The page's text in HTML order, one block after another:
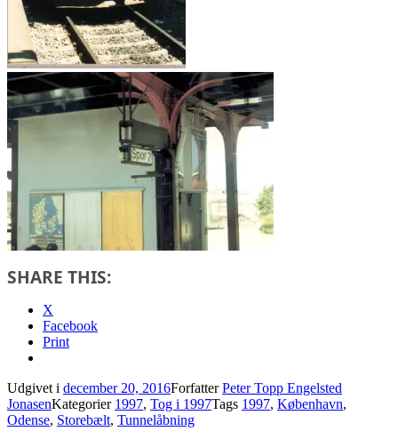
SHARE THIS:
X
Facebook
Print
Udgivet i december 20, 2016ForfatterPeter Topp Engelsted
JonasenKategorier 1997, Tog i 1997Tags 1997, København,
Odense, Storebælt, Tunnelåbning